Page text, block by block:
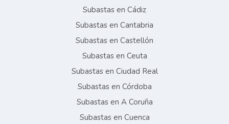
Subastas en Cádiz
Subastas en Cantabria
Subastas en Castellón
Subastas en Ceuta
Subastas en Ciudad Real
Subastas en Córdoba
Subastas en A Coruña
Subastas en Cuenca